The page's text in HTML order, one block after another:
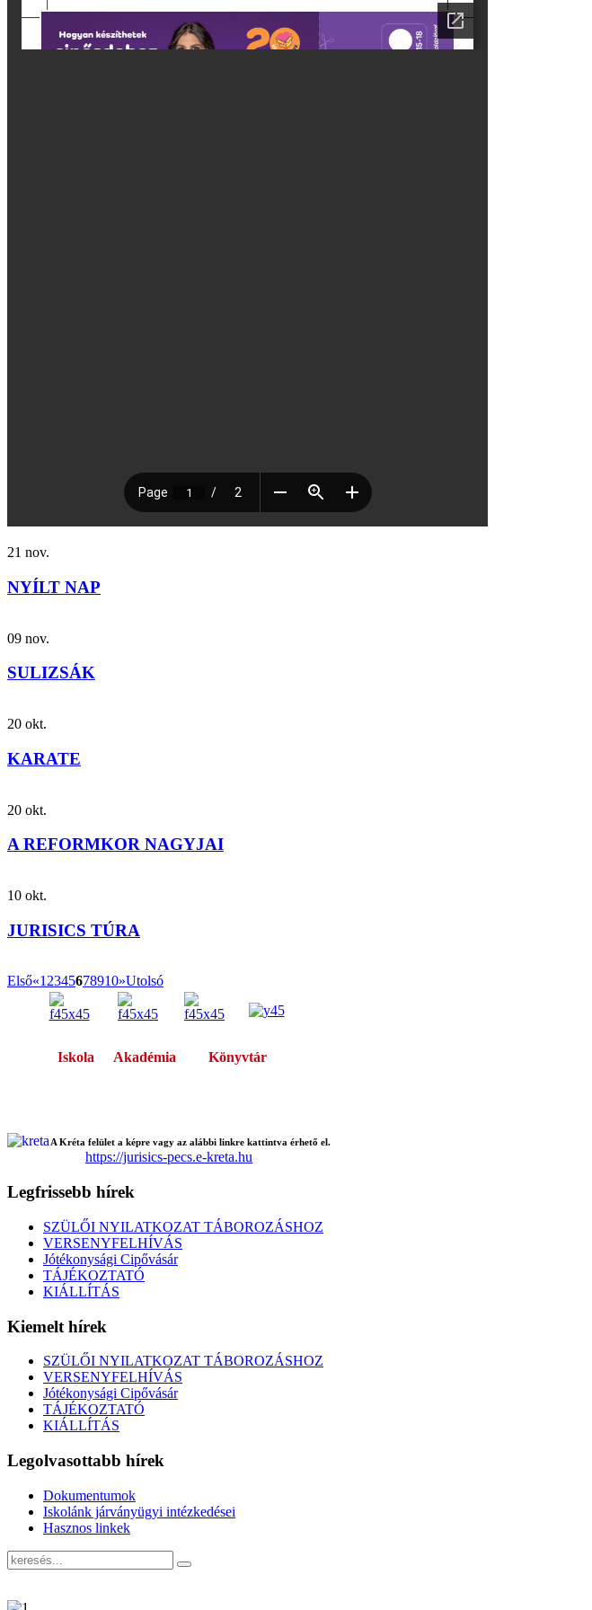
21 nov.
NYÍLT NAP
09 nov.
SULIZSÁK
20 okt.
KARATE
20 okt.
A REFORMKOR NAGYJAI
10 okt.
JURISICS TÚRA
Első«1 2345678910»Utolsó
Iskola Akadémia Könyvtár
A Kréta felület a képre vagy az alábbi linkre kattintva érhető el.
https://jurisics-pecs.e-kreta.hu
Legfrissebb hírek
SZÜLŐI NYILATKOZAT TÁBOROZÁSHOZ
VERSENYFELHÍVÁS
Jótékonysági Cipővásár
TÁJÉKOZTATÓ
KIÁLLÍTÁS
Kiemelt hírek
SZÜLŐI NYILATKOZAT TÁBOROZÁSHOZ
VERSENYFELHÍVÁS
Jótékonysági Cipővásár
TÁJÉKOZTATÓ
KIÁLLÍTÁS
Legolvasottabb hírek
Dokumentumok
Iskolánk járványügyi intézkedései
Hasznos linkek